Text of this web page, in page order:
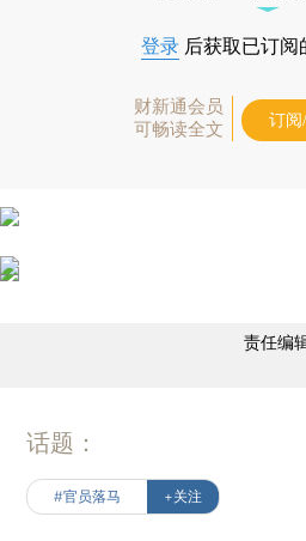
登录 后获取已订阅
财新通会员
可畅读全文
订阅
责任编
话题：
#官员落马 +关注